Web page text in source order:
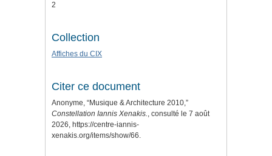
2
Collection
Affiches du CIX
Citer ce document
Anonyme, “Musique & Architecture 2010,”
Constellation Iannis Xenakis., consulté le 7 août
2026, https://centre-iannis-
xenakis.org/items/show/66.